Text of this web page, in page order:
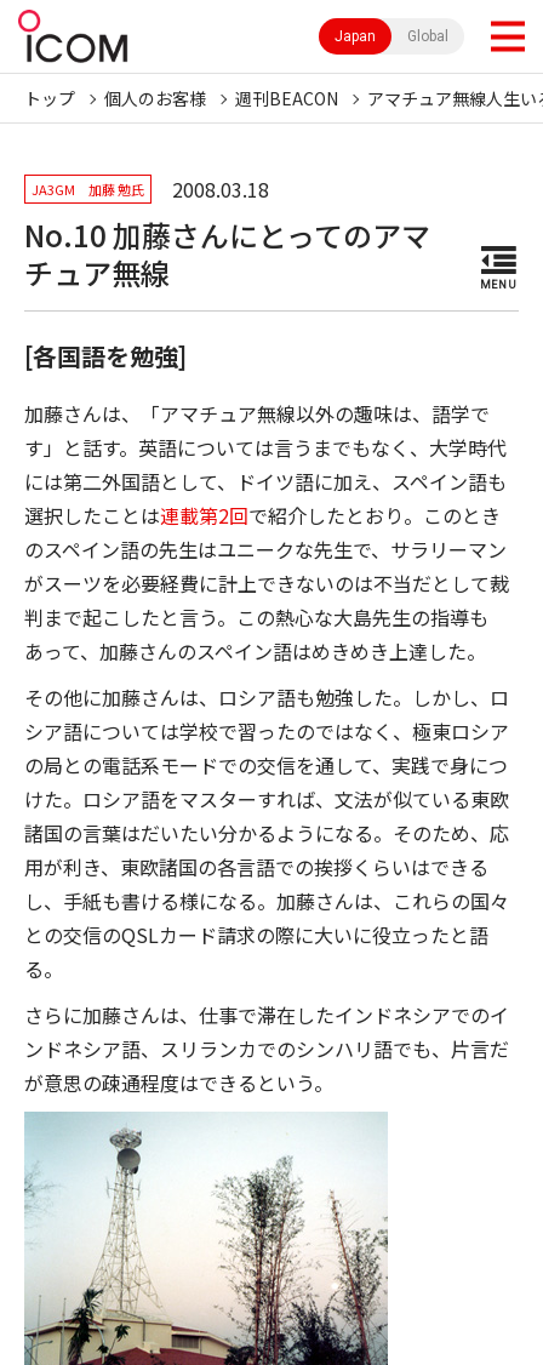
Japan Global
トップ 個人のお客様 週刊BEACON アマチュア無線人生い
JA3GM 加藤 勉氏 2008.03.18
No.10 加藤さんにとってのアマ
チュア無線
MENU
[各国語を勉強]
加藤さんは、「アマチュア無線以外の趣味は、語学で
す」と話す。英語については言うまでもなく、大学時代
には第二外国語として、ドイツ語に加え、スペイン語も
選択したことは連載第2回で紹介したとおり。このとき
のスペイン語の先生はユニークな先生で、サラリーマン
がスーツを必要経費に計上できないのは不当だとして裁
判まで起こしたと言う。この熱心な大島先生の指導も
あって、加藤さんのスペイン語はめきめき上達した。
その他に加藤さんは、ロシア語も勉強した。しかし、ロ
シア語については学校で習ったのではなく、極東ロシア
の局との電話系モードでの交信を通して、実践で身につ
けた。ロシア語をマスターすれば、文法が似ている東欧
諸国の言葉はだいたい分かるようになる。そのため、応
用が利き、東欧諸国の各言語での挨拶くらいはできる
し、手紙も書ける様になる。加藤さんは、これらの国々
との交信のQSLカード請求の際に大いに役立ったと語
る。
さらに加藤さんは、仕事で滞在したインドネシアでのイ
ンドネシア語、スリランカでのシンハリ語でも、片言だ
が意思の疎通程度はできるという。